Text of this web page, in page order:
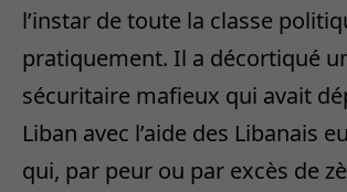
l’instar de toute la classe
pratiquement. Il a décortiqué
sécuritaire mafieux qui avait
Liban avec l’aide des Libanais
qui, par peur ou par excès de